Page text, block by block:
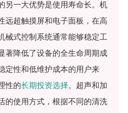
另一大优势是使用寿命长。机
远超触摸屏和电子面板，在高
械式控制系统通常能够稳定工
著降低了设备的全生命周期成
定性和低维护成本的用户来
性的长期投资选择。超声和加
的使用方式，根据不同的清洗